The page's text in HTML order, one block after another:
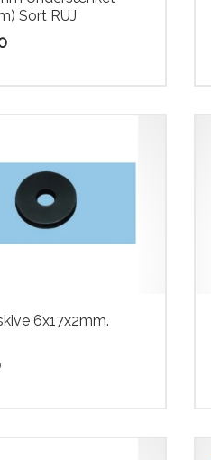
Sort RUJ
6x17x2mm.